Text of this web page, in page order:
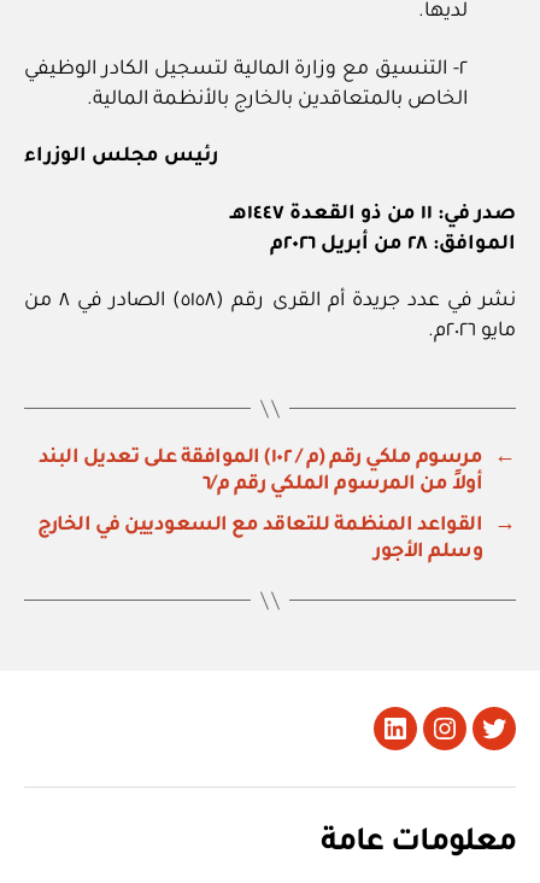
لديها.
٢- التنسيق مع وزارة المالية لتسجيل الكادر الوظيفي
الخاص بالمتعاقدين بالخارج بالأنظمة المالية.
رئيس مجلس الوزراء
صدر في: ١١ من ذو القعدة ١٤٤٧هـ
الموافق: ٢٨ من أبريل ٢٠٢٦م
نشر في عدد جريدة أم القرى رقم (٥١٥٨) الصادر في ٨ من
مايو ٢٠٢٦م.
←
مرسوم ملكي رقم (م / ١٠٢) الموافقة على تعديل البند
أولاً من المرسوم الملكي رقم م/٦
→
القواعد المنظمة للتعاقد مع السعوديين في الخارج
وسلم الأجور
تويتر Instagram
LinkedIn
معلومات عامة